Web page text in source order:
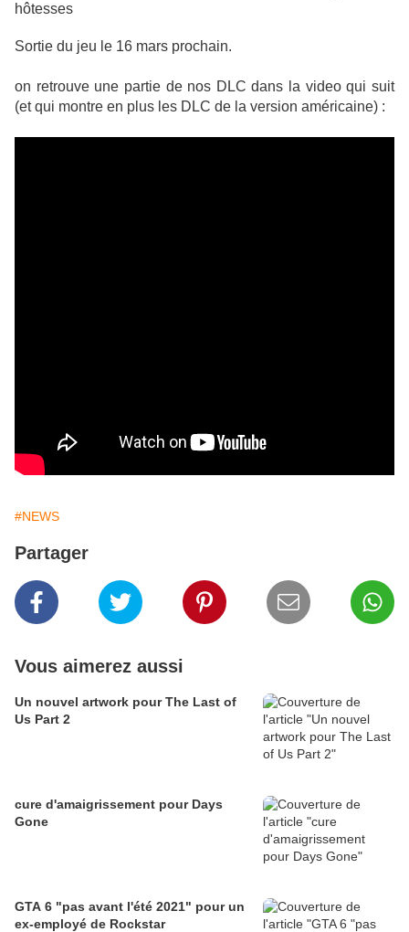
hôtesses
Sortie du jeu le 16 mars prochain.
on retrouve une partie de nos DLC dans la video qui suit
(et qui montre en plus les DLC de la version américaine) :
#NEWS
Partager
Vous aimerez aussi
Un nouvel artwork pour The Last of
Us Part 2
cure d'amaigrissement pour Days
Gone
GTA 6 "pas avant l'été 2021" pour un
ex-employé de Rockstar